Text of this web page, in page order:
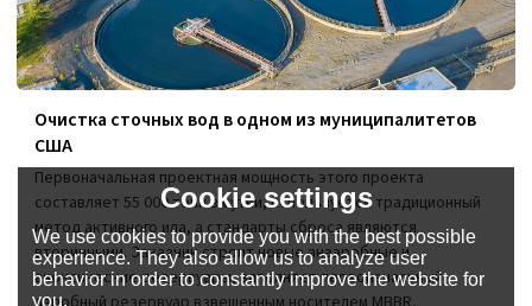
Очистка сточных вод в одном из муниципалитетов
США
Первоначальная проектная мощность этого проекта
составляет 55 000 тонн в сутки, используется традиционный
метод активного ила, а стандарты сброса являются
вторичными. Заказчик строит новые анаэробные и
аноксические резервуары, заполняет первоначальный
Cookie settings
We use cookies to provide you with the best possible
experience. They also allow us to analyze user
behavior in order to constantly improve the website for
you.